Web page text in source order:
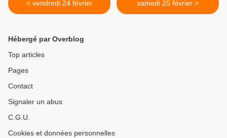
< vendredi 24 février samedi 25 février >
Hébergé par Overblog
Top articles
Pages
Contact
Signaler un abus
C.G.U.
Cookies et données personnelles